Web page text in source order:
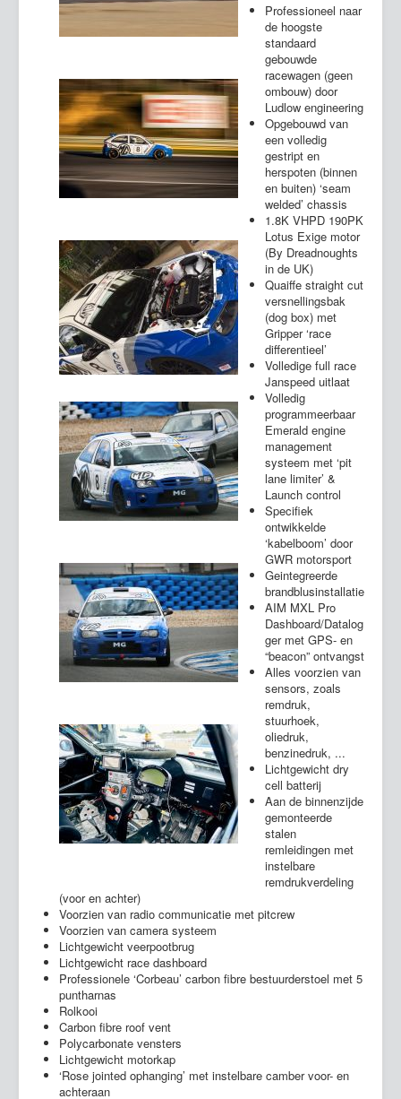
Professioneel naar
de hoogste
standaard
gebouwde
racewagen (geen
ombouw) door
Ludlow engineering
Opgebouwd van
een volledig
gestript en
herspoten (binnen
en buiten) ‘seam
welded’ chassis
1.8K VHPD 190PK
Lotus Exige motor
(By Dreadnoughts
in de UK)
Quaiffe straight cut
versnellingsbak
(dog box) met
Gripper ‘race
differentieel’
Volledige full race
Janspeed uitlaat
Volledig
programmeerbaar
Emerald engine
management
systeem met ‘pit
lane limiter’ &
Launch control
Specifiek
ontwikkelde
‘kabelboom’ door
GWR motorsport
Geintegreerde
brandblusinstallatie
AIM MXL Pro
Dashboard/Datalog
ger met GPS- en
“beacon” ontvangst
Alles voorzien van
sensors, zoals
remdruk,
stuurhoek,
oliedruk,
benzinedruk, ...
Lichtgewicht dry
cell batterij
Aan de binnenzijde
gemonteerde
stalen
remleidingen met
instelbare
remdrukverdeling
(voor en achter)
Voorzien van radio communicatie met pitcrew
Voorzien van camera systeem
Lichtgewicht veerpootbrug
Lichtgewicht race dashboard
Professionele ‘Corbeau’ carbon fibre bestuurderstoel met 5
puntharnas
Rolkooi
Carbon fibre roof vent
Polycarbonate vensters
Lichtgewicht motorkap
‘Rose jointed ophanging’ met instelbare camber voor- en
achteraan